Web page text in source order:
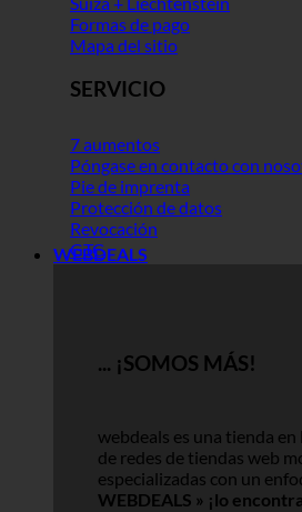
Formas de pago
Mapa del sitio
SERVICIO
7 aumentos
Póngase en contacto con
Pie de imprenta
Protección de datos
Revocación
GTC
WEBDEALS
... ¡SOMOS MÁS!
webdeals es una tienda en
de redes de tiendas web
especializadas con un
WEBDEALS » ¡lo